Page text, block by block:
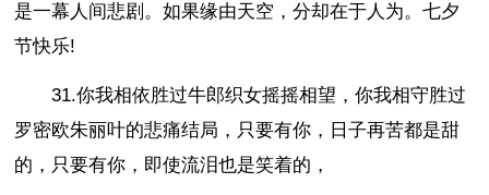
是一幕人间悲剧。如果缘由天空，分却在于人为。七夕
节快乐!
31.你我相依胜过牛郎织女摇摇相望，你我相守胜过
罗密欧朱丽叶的悲痛结局，只要有你，日子再苦都是甜
的，只要有你，即使流泪也是笑着的，